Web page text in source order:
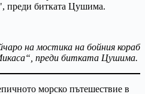
на мостика на бойния кораб
преди битката Цушима.
морско пътешествие в